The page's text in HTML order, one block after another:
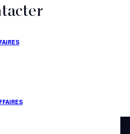
et nos
jour après